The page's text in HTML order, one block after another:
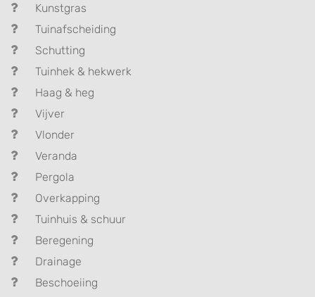
Kunstgras
Tuinafscheiding
Schutting
Tuinhek & hekwerk
Haag & heg
Vijver
Vlonder
Veranda
Pergola
Overkapping
Tuinhuis & schuur
Beregening
Drainage
Beschoeiing